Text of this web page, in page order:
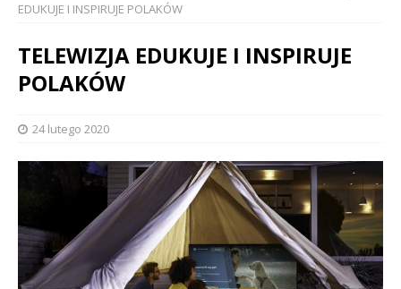
EDUKUJE I INSPIRUJE POLAKÓW
TELEWIZJA EDUKUJE I INSPIRUJE
POLAKÓW
24 lutego 2020